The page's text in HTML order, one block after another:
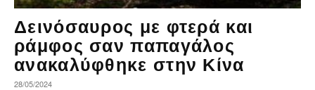
Δεινόσαυρος με φτερά και
ράμφος σαν παπαγάλος
ανακαλύφθηκε στην Κίνα
28/05/2024